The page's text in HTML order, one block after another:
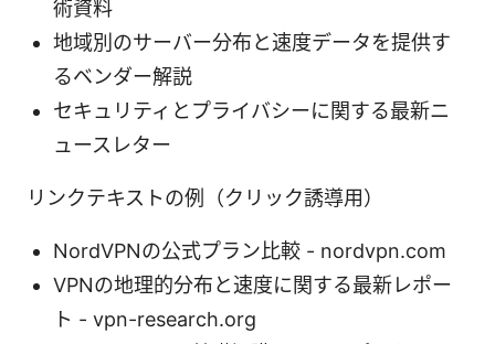
術資料
地域別のサーバー分布と速度データを提供す
るベンダー解説
セキュリティとプライバシーに関する最新ニ
ュースレター
リンクテキストの例（クリック誘導用）
NordVPNの公式プラン比較 - nordvpn.com
VPNの地理的分布と速度に関する最新レポー
ト - vpn-research.org